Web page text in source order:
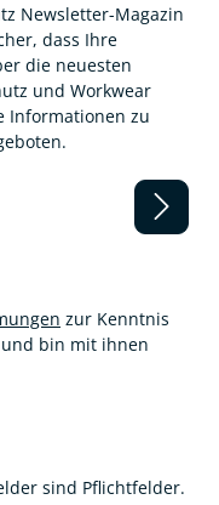
Newsletter-Magazin
dass Ihre
die neuesten
und Workwear
Informationen zu
zur Kenntnis
bin mit ihnen
sind Pflichtfelder.